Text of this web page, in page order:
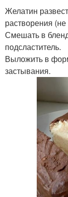
Желатин
растворения (не
Смешать в
подсластитель.
Выложить в
застывания.